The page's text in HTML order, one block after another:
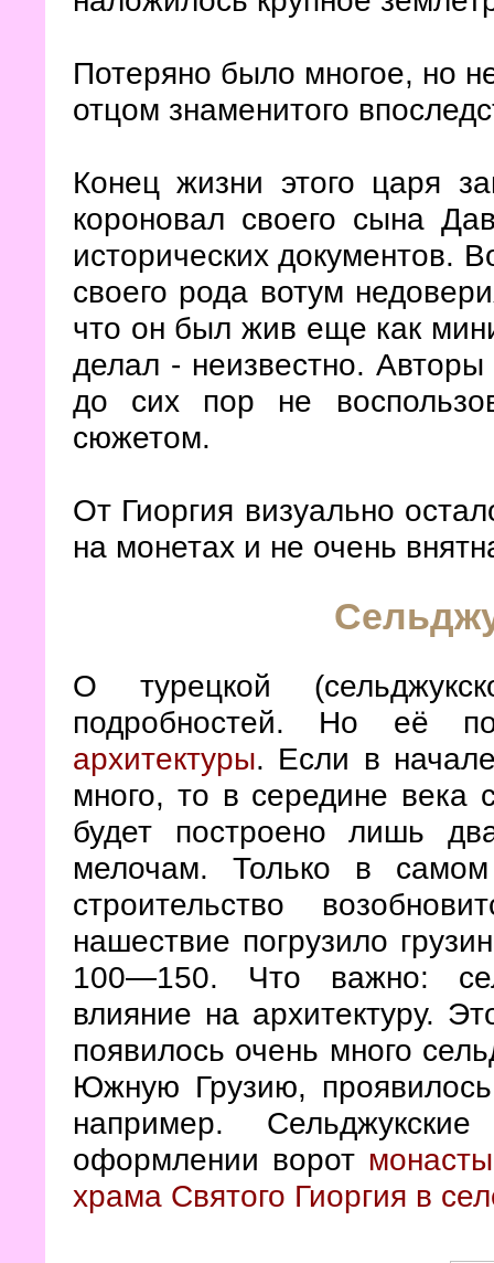
Потеряно было многое, но
отцом знаменитого
Конец жизни этого царя
короновал своего сына
исторических документов.
своего рода вотум
что он был жив еще как
делал - неизвестно. Авторы
до сих пор не
сюжетом.
От Гиоргия визуально
на монетах и не очень
О турецкой
подробностей. Но её
архитектуры. Если в
много, то в середине века
будет построено лишь
мелочам. Только в
строительство
нашествие погрузило
100—150. Что важно:
влияние на архитектуру.
появилось очень много
Южную Грузию,
например.
оформлении ворот
храма Святого Гиоргия в